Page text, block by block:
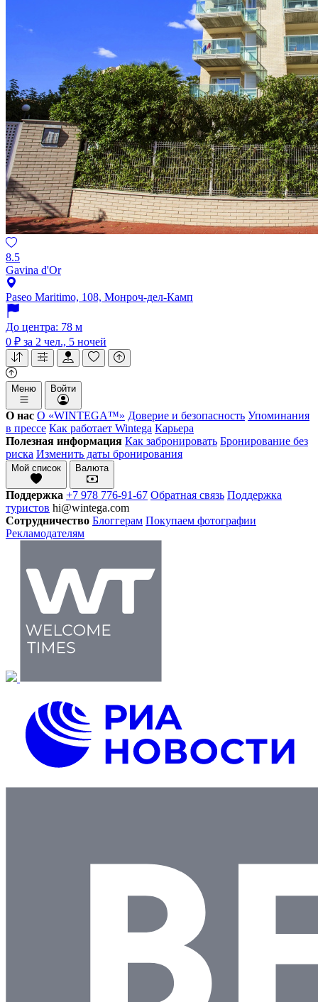
8.5
Gavina d'Or
Paseo Maritimo, 108, Монроч-дел-Камп
До центра: 78 м
0 ₽ за 2 чел., 5 ночей
Меню Войти
О нас О «WINTEGA™» Доверие и безопасность Упоминания
в прессе Как работает Wintega Карьера
Полезная информация Как забронировать Бронирование без
риска Изменить даты бронирования
Мой список Валюта
Поддержка +7 978 776-91-67 Обратная связь Поддержка
туристов hi@wintega.com
Сотрудничество Блоггерам Покупаем фотографии
Рекламодателям